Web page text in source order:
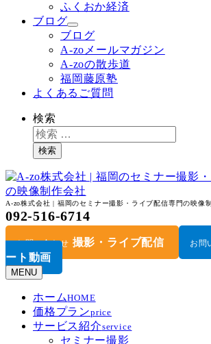
ふくおか経済
ブログ
ブログ
A-zoメールマガジン
A-zoの散歩道
福岡藤原塾
よくあるご質問
検索
検索
A-zo株式会社 | 福岡のセミナー撮影・ライブ配信専門の映像
092-516-6714
お問い合わせ 撮影・ライブ配信 お問
ート動画
MENU
ホームHOME
価格プランprice
サービス紹介service
セミナー撮影